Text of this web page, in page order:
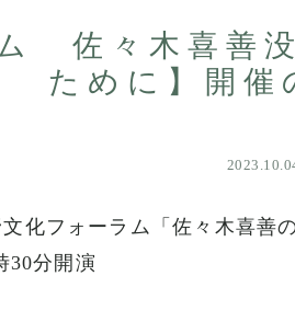
佐々木喜善
ために】開催
化フォーラム「佐々木喜善
30分開演